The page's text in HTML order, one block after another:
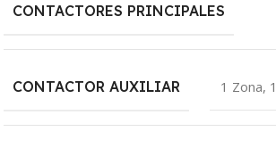
CONTACTORES PRINCIPALES
CONTACTOR AUXILIAR 1 Zona,